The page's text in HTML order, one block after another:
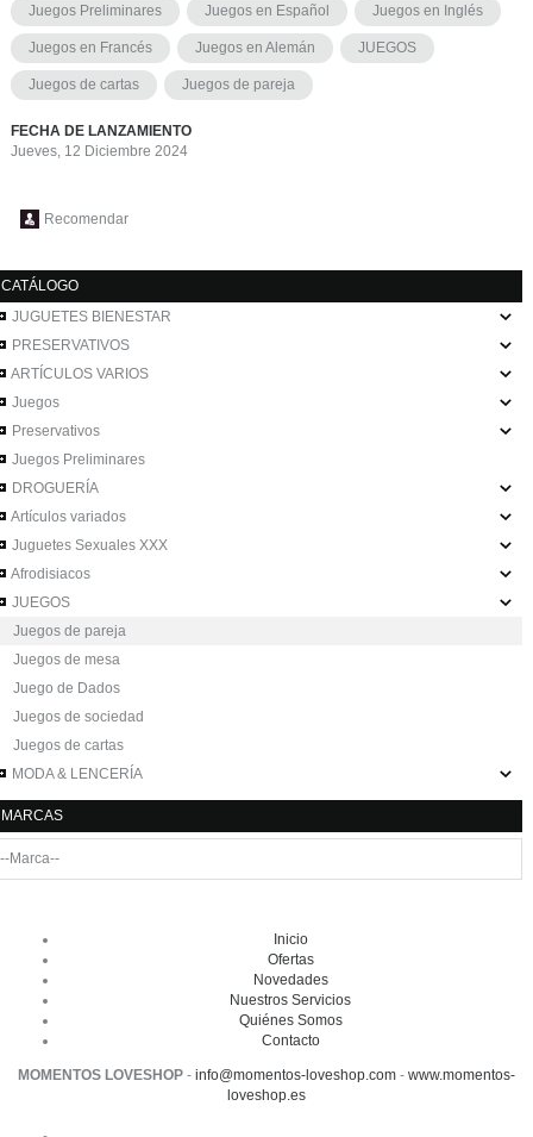
Juegos Preliminares
Juegos en Español Juegos en Inglés
Juegos en Francés Juegos en Alemán JUEGOS
Juegos de cartas Juegos de pareja
FECHA DE LANZAMIENTO
Jueves, 12 Diciembre 2024
Recomendar
CATÁLOGO
JUGUETES BIENESTAR
PRESERVATIVOS
ARTÍCULOS VARIOS
Juegos
Preservativos
Juegos Preliminares
DROGUERÍA
Artículos variados
Juguetes Sexuales XXX
Afrodisiacos
JUEGOS
Juegos de pareja
Juegos de mesa
Juego de Dados
Juegos de sociedad
Juegos de cartas
MODA & LENCERÍA
MARCAS
Inicio
Ofertas
Novedades
Nuestros Servicios
Quiénes Somos
Contacto
MOMENTOS LOVESHOP - info@momentos-loveshop.com - www.momentos-
loveshop.es